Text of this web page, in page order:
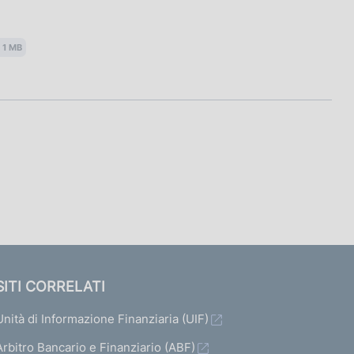
1 MB
CORRELATI
di Informazione Finanziaria (UIF)
Bancario e Finanziario (ABF)